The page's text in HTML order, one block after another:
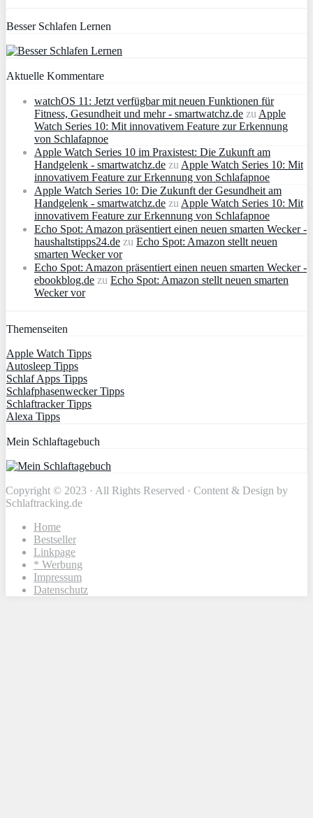
Besser Schlafen Lernen
Aktuelle Kommentare
watchOS 11: Jetzt verfügbar mit neuen Funktionen für
Fitness, Gesundheit und mehr - smartwatchz.de zu Apple
Watch Series 10: Mit innovativem Feature zur Erkennung
von Schlafapnoe
Apple Watch Series 10 im Praxistest: Die Zukunft am
Handgelenk - smartwatchz.de zu Apple Watch Series 10: Mit
innovativem Feature zur Erkennung von Schlafapnoe
Apple Watch Series 10: Die Zukunft der Gesundheit am
Handgelenk - smartwatchz.de zu Apple Watch Series 10: Mit
innovativem Feature zur Erkennung von Schlafapnoe
Echo Spot: Amazon präsentiert einen neuen smarten Wecker -
haushaltstipps24.de zu Echo Spot: Amazon stellt neuen
smarten Wecker vor
Echo Spot: Amazon präsentiert einen neuen smarten Wecker -
ebookblog.de zu Echo Spot: Amazon stellt neuen smarten
Wecker vor
Themenseiten
Apple Watch Tipps
Autosleep Tipps
Schlaf Apps Tipps
Schlafphasenwecker Tipps
Schlaftracker Tipps
Alexa Tipps
Mein Schlaftagebuch
Copyright © 2023 · All Rights Reserved · Content & Design by
Schlaftracking.de
Home
Bestseller
Linkpage
* Werbung
Impressum
Datenschutz